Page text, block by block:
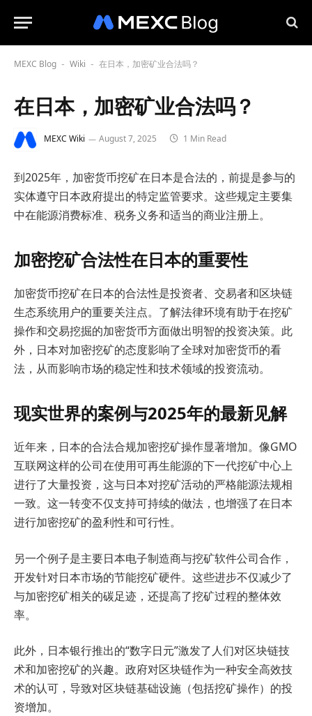
MEXC Blog - Wiki - 在日本，加密矿业合法吗？
在日本，加密矿业合法吗？
MEXC Wiki August 7, 2025 1 Min Read
到2025年，加密货币挖矿在日本是合法的，前提是参与的
实体遵守日本政府提出的特定监管要求。这些规定主要集
中在能源消费标准、税务义务和适当的商业注册上。
加密挖矿合法性在日本的重要性
加密货币挖矿在日本的合法性是投资者、交易者和区块链
生态系统用户的重要关注点。了解法律环境有助于在挖矿
操作和交易挖掘的加密货币方面做出明智的投资决策。此
外，日本对加密挖矿的态度影响了全球对加密货币的看
法，从而影响市场的稳定性和技术领域的投资流动。
现实世界的案例与2025年的最新见解
近年来，日本的合法合规加密挖矿操作显著增加。像GMO
互联网这样的公司在使用可再生能源的下一代挖矿中心上
进行了大量投资，这与日本对挖矿活动的严格能源法规相
一致。这一转变不仅支持可持续的做法，也增强了在日本
进行加密挖矿的盈利性和可行性。
另一个例子是主要日本电子制造商与挖矿软件公司合作，
开发针对日本市场的节能挖矿硬件。这些进步不仅减少了
与加密挖矿相关的碳足迹，还提高了挖矿过程的整体效
率。
此外，日本银行推出的“数字日元”激发了人们对区块链技
术和加密挖矿的兴趣。政府对区块链作为一种安全高效技
术的认可，导致对区块链基础设施（包括挖矿操作）的投
资增加。